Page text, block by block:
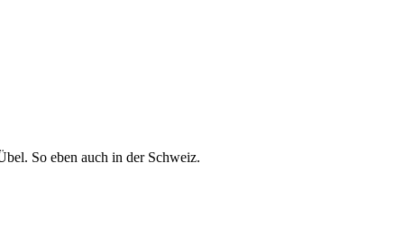
So eben auch in der Schweiz.